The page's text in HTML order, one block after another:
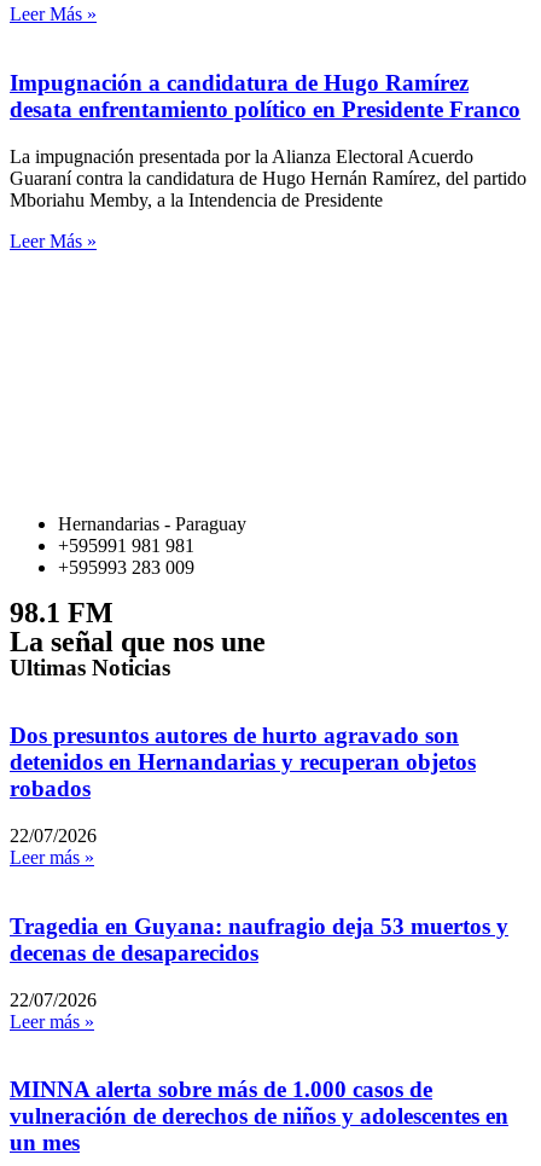
Leer Más »
Impugnación a candidatura de Hugo Ramírez
desata enfrentamiento político en Presidente Franco
La impugnación presentada por la Alianza Electoral Acuerdo
Guaraní contra la candidatura de Hugo Hernán Ramírez, del partido
Mboriahu Memby, a la Intendencia de Presidente
Leer Más »
Hernandarias - Paraguay
+595991 981 981
+595993 283 009
98.1 FM
La señal que nos une
Ultimas Noticias
Dos presuntos autores de hurto agravado son
detenidos en Hernandarias y recuperan objetos
robados
22/07/2026
Leer más »
Tragedia en Guyana: naufragio deja 53 muertos y
decenas de desaparecidos
22/07/2026
Leer más »
MINNA alerta sobre más de 1.000 casos de
vulneración de derechos de niños y adolescentes en
un mes